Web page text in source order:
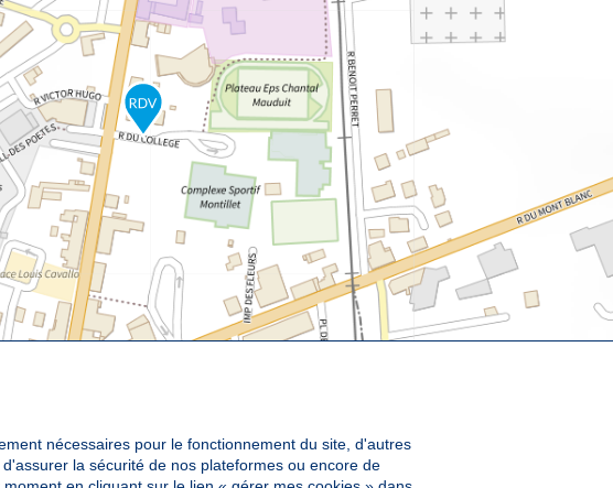
nécessaires pour le fonctionnement du site, d'autres
la sécurité de nos plateformes ou encore de